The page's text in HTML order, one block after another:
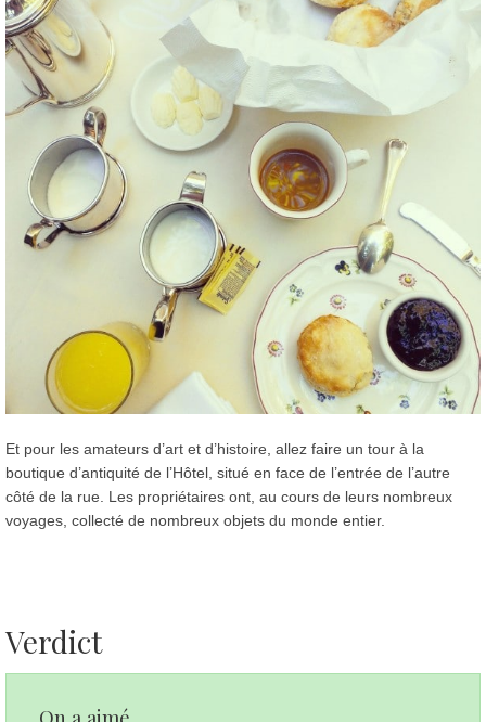
Et pour les amateurs d’art et d’histoire, allez faire un tour à la
boutique d’antiquité de l’Hôtel, situé en face de l’entrée de l’autre
côté de la rue. Les propriétaires ont, au cours de leurs nombreux
voyages, collecté de nombreux objets du monde entier.
Verdict